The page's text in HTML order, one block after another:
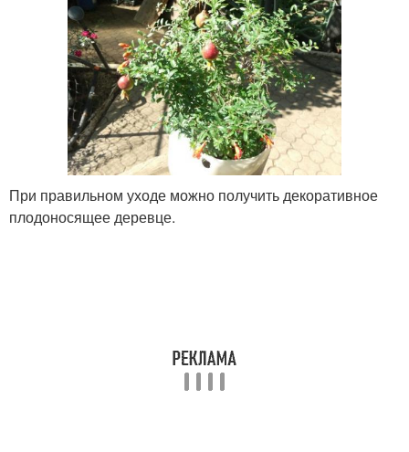
При правильном уходе можно получить декоративное
плодоносящее деревце.